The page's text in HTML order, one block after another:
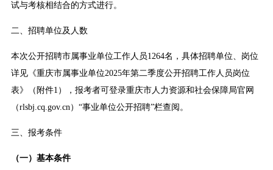
试与考核相结合的方式进行。
二、招聘单位及人数
本次公开招聘市属事业单位工作人员1264名，具体招聘单位、岗位
详见《重庆市属事业单位2025年第二季度公开招聘工作人员岗位
表》（附件1），报考者可登录重庆市人力资源和社会保障局官网
（rlsbj.cq.gov.cn）“事业单位公开招聘”栏查阅。
三、报考条件
（一）基本条件